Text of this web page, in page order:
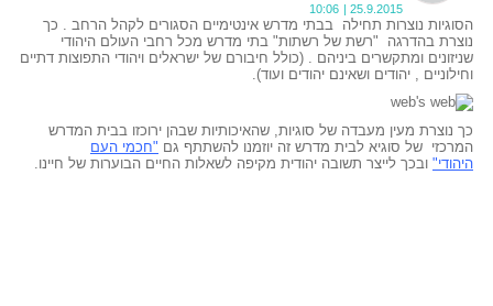
25.9.2015
|
10:06
הסוגיות נוצרות תחילה בבתי מדרש אינטימיים הסגורים לקהל הרחב . כך
נוצרת בהדרגה "רשת של רשתות" בתי מדרש מכל רחבי העולם היהודי
שניזונים ומתקשרים ביניהם . (כולל חיבורם של ישראלים ויהודי התפוצות דתיים
וחילוניים , יהודים ושאינם יהודים ועוד).
כך נוצרת מעין מעבדה של סוגיות, שהאיכותיות שבהן ירוכזו בבית המדרש
המרכזי של סוגיא לבית מדרש זה יוזמנו להשתתף גם "חכמי העם
היהודי" ובכך לייצר תשובה יהודית מקיפה לשאלות החיים הבוערות של חיינו.